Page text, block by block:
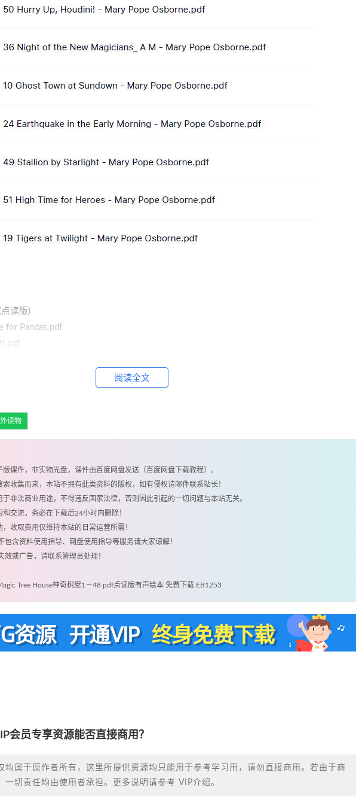
读版)
Pandas.pdf
阅读全文
读物
课件，非实物光盘，课件由百度网盘发送（百度网盘下载教程）。
收集而来，本站不拥有此类资料的版权，如有侵权请邮件联系站长！
非法商业用途，不得违反国家法律，否则因此引起的一切问题与本站无关。
交流，务必在下载后24小时内删除！
收取费用仅维持本站的日常运营所需！
包含资料使用指导、网盘使用指导等服务请大家谅解！
效或广告，请联系管理员处理！
Tree House神奇树屋1－48 pdf点读版有声绘本 免费下载 EB1253
会员专享资源能否直接商用？
均属于原作者所有，这里所提供资源均只能用于参考学习用，请勿直接商用。若由于商
一切责任均由使用者承担。更多说明请参考 VIP介绍。